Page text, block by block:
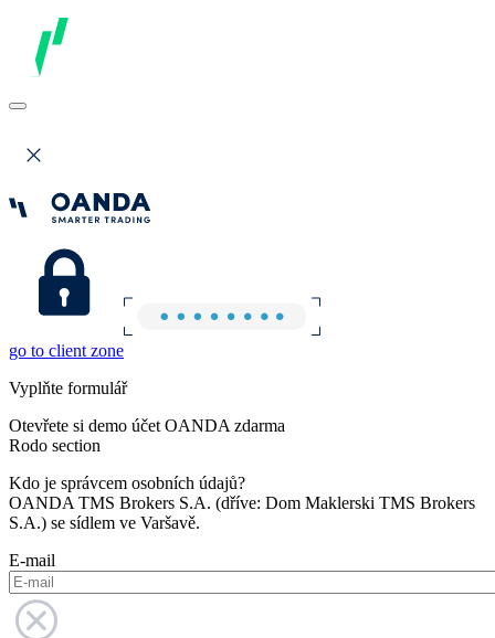
go to client zone
Vyplňte formulář
Otevřete si demo účet OANDA zdarma
Rodo section
Kdo je správcem osobních údajů?
OANDA TMS Brokers S.A. (dříve: Dom Maklerski TMS Brokers
S.A.) se sídlem ve Varšavě.
E-mail